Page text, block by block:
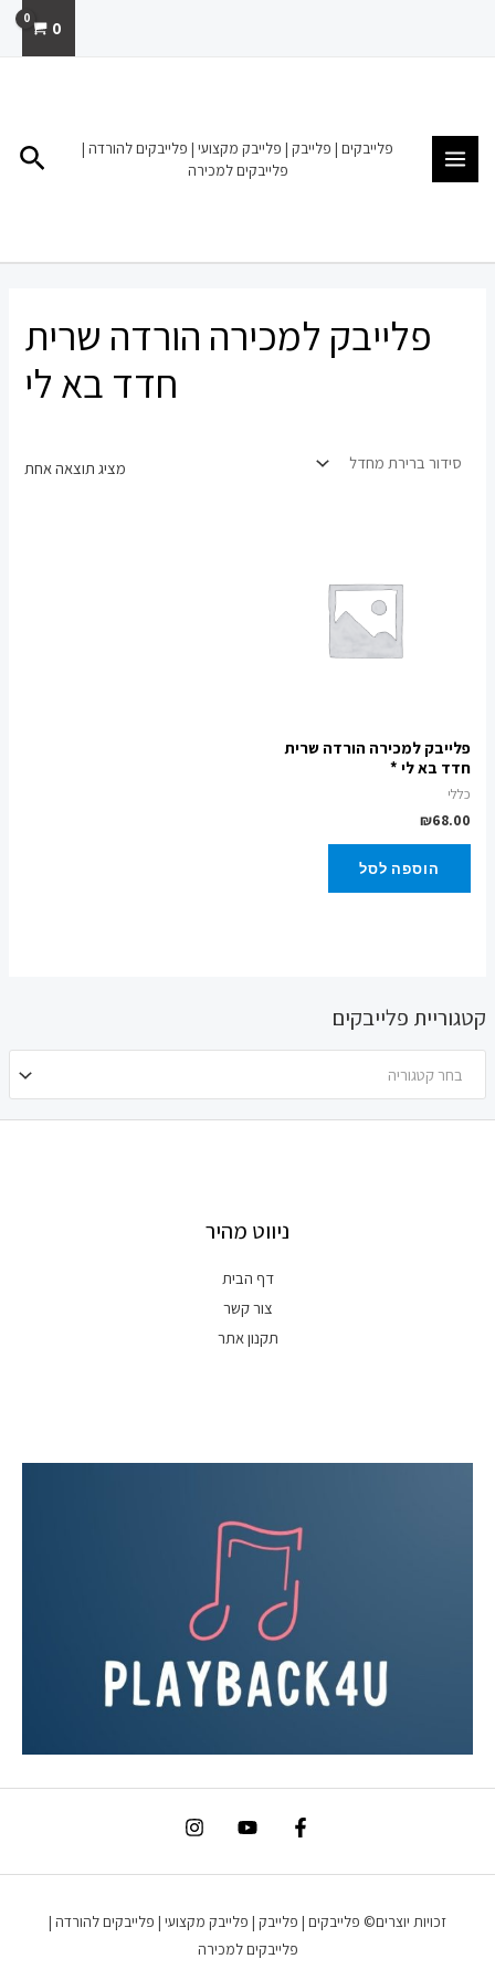
0
פלייבקים | פלייבק | פלייבק מקצועי | פלייבקים להורדה |
פלייבקים למכירה
קטגוריית פלייבקים
בחר קטגוריה
פלייבק למכירה הורדה שרית
חדד בא לי
מציג תוצאה אחת
פלייבק למכירה הורדה שרית
חדד בא לי *
כללי
₪68.00
הוספה לסל
ניווט מהיר
דף הבית
צור קשר
תקנון אתר
זכויות יוצרים© פלייבקים | פלייבק | פלייבק מקצועי | פלייבקים להורדה |
פלייבקים למכירה